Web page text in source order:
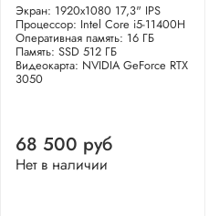
Экран: 1920x1080 17,3" IPS
Процессор: Intel Core i5-11400H
Оперативная память: 16 ГБ
Память: SSD 512 ГБ
Видеокарта: NVIDIA GeForce RTX
3050
68 500 руб
Нет в наличии